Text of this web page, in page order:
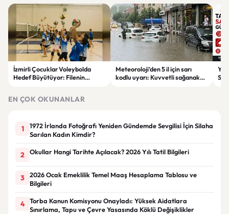
İzmirli Çocuklar Voleybolda
Hedef Büyütüyor: Filenin
Meteoroloji'den 5 il için sarı
kodlu uyarı: Kuvvetli sağanak
EN ÇOK OKUNANLAR
1
1972 İrlanda Fotoğrafı Yeniden Gündemde Sevgilisi İçin Silaha
Sarılan Kadın Kimdir?
2 Okullar Hangi Tarihte Açılacak? 2026 Yılı Tatil Bilgileri
3
2026 Ocak Emeklilik Temel Maaş Hesaplama Tablosu ve
Bilgileri
4
Torba Kanun Komisyonu Onayladı: Yüksek Aidatlara
Sınırlama, Tapu ve Çevre Yasasında Köklü Değişiklikler